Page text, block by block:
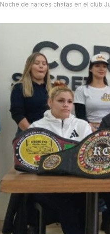
Noche de narices chatas en el club